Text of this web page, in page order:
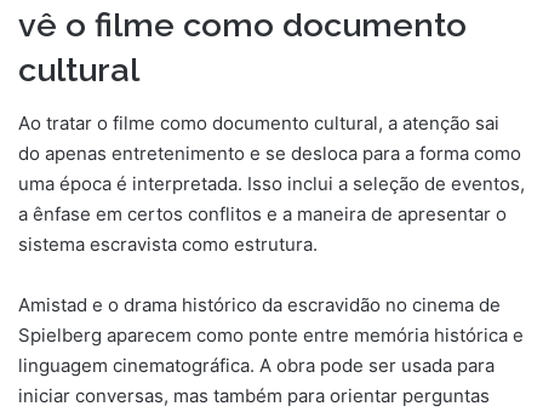
vê o filme como documento
cultural
Ao tratar o filme como documento cultural, a atenção sai
do apenas entretenimento e se desloca para a forma como
uma época é interpretada. Isso inclui a seleção de eventos,
a ênfase em certos conflitos e a maneira de apresentar o
sistema escravista como estrutura.
Amistad e o drama histórico da escravidão no cinema de
Spielberg aparecem como ponte entre memória histórica e
linguagem cinematográfica. A obra pode ser usada para
iniciar conversas, mas também para orientar perguntas